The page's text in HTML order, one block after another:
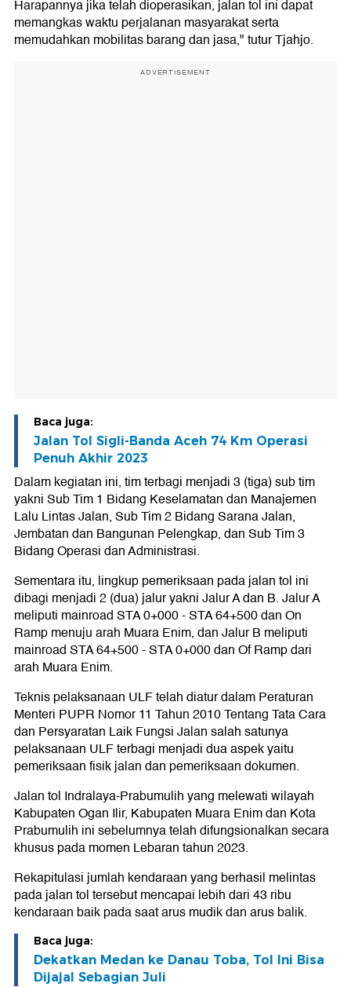
Harapannya jika telah dioperasikan, jalan tol ini dapat
memangkas waktu perjalanan masyarakat serta
memudahkan mobilitas barang dan jasa," tutur Tjahjo.
ADVERTISEMENT
Baca juga:
Jalan Tol Sigli-Banda Aceh 74 Km Operasi
Penuh Akhir 2023
Dalam kegiatan ini, tim terbagi menjadi 3 (tiga) sub tim
yakni Sub Tim 1 Bidang Keselamatan dan Manajemen
Lalu Lintas Jalan, Sub Tim 2 Bidang Sarana Jalan,
Jembatan dan Bangunan Pelengkap, dan Sub Tim 3
Bidang Operasi dan Administrasi.
Sementara itu, lingkup pemeriksaan pada jalan tol ini
dibagi menjadi 2 (dua) jalur yakni Jalur A dan B. Jalur A
meliputi mainroad STA 0+000 - STA 64+500 dan On
Ramp menuju arah Muara Enim, dan Jalur B meliputi
mainroad STA 64+500 - STA 0+000 dan Of Ramp dari
arah Muara Enim.
Teknis pelaksanaan ULF telah diatur dalam Peraturan
Menteri PUPR Nomor 11 Tahun 2010 Tentang Tata Cara
dan Persyaratan Laik Fungsi Jalan salah satunya
pelaksanaan ULF terbagi menjadi dua aspek yaitu
pemeriksaan fisik jalan dan pemeriksaan dokumen.
Jalan tol Indralaya-Prabumulih yang melewati wilayah
Kabupaten Ogan Ilir, Kabupaten Muara Enim dan Kota
Prabumulih ini sebelumnya telah difungsionalkan secara
khusus pada momen Lebaran tahun 2023.
Rekapitulasi jumlah kendaraan yang berhasil melintas
pada jalan tol tersebut mencapai lebih dari 43 ribu
kendaraan baik pada saat arus mudik dan arus balik.
Baca juga:
Dekatkan Medan ke Danau Toba, Tol Ini Bisa
Dijajal Sebagian Juli